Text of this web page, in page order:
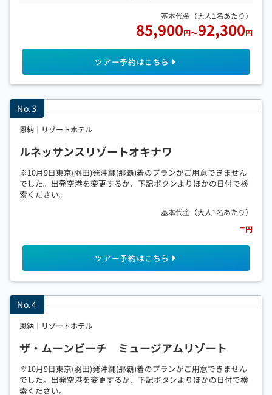
85,900円～92,300円
恩納｜リゾートホテル
ルネッサンスリゾートオキナワ
-円
※10月9日東京(羽田)発沖縄(那覇)着のプランがご用意できません
でした。出発空港を変更するか、下記ボタンよりほかの日付で検
索ください。
恩納｜リゾートホテル
ザ・ムーンビーチ ミュージアムリゾート
※10月9日東京(羽田)発沖縄(那覇)着のプランがご用意できません
でした。出発空港を変更するか、下記ボタンよりほかの日付で検
索ください。